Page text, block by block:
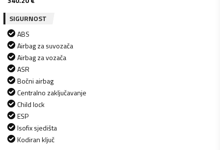
SIGURNOST
ABS
Airbag za suvozača
Airbag za vozača
ASR
Bočni airbag
Centralno zaključavanje
Child lock
ESP
Isofix sjedišta
Kodiran ključ